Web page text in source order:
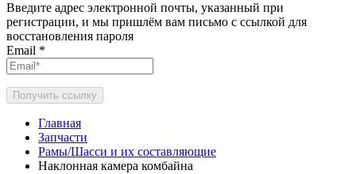
Введите адрес электронной почты, указанный при
регистрации, и мы пришлём вам письмо с ссылкой для
восстановления пароля
Email *
Получить ссылку
Главная
Запчасти
Рамы/Шасси и их составляющие
Наклонная камера комбайна